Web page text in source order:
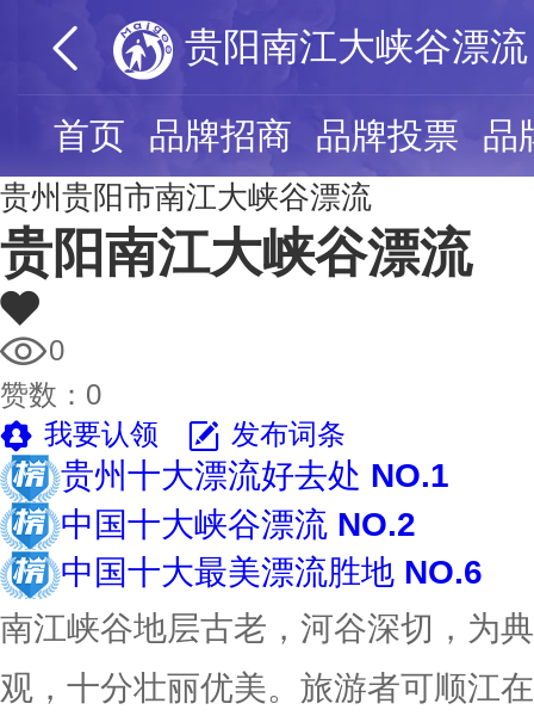
贵阳南江大峡谷漂流
首页 品牌招商 品牌投票 品
贵州贵阳市南江大峡谷漂流
贵阳南江大峡谷漂流
0
赞数： 0
我要认领
发布词条
贵州十大漂流好去处 NO.1
中国十大峡谷漂流 NO.2
中国十大最美漂流胜地 NO.6
南江峡谷地层古老，河谷深切，为
观，十分壮丽优美。旅游者可顺江